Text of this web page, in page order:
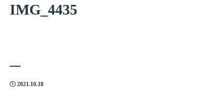
IMG_4435
2021.10.18